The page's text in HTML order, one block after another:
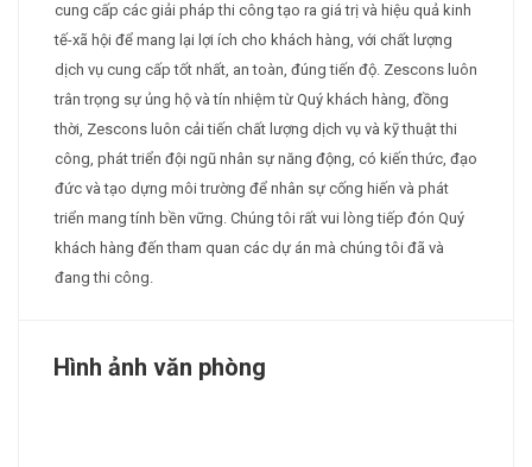
cung cấp các giải pháp thi công tạo ra giá trị và hiệu quả kinh
tế-xã hội để mang lại lợi ích cho khách hàng, với chất lượng
dịch vụ cung cấp tốt nhất, an toàn, đúng tiến độ. Zescons luôn
trân trọng sự ủng hộ và tín nhiệm từ Quý khách hàng, đồng
thời, Zescons luôn cải tiến chất lượng dịch vụ và kỹ thuật thi
công, phát triển đội ngũ nhân sự năng động, có kiến thức, đạo
đức và tạo dựng môi trường để nhân sự cống hiến và phát
triển mang tính bền vững. Chúng tôi rất vui lòng tiếp đón Quý
khách hàng đến tham quan các dự án mà chúng tôi đã và
đang thi công.
Hình ảnh văn phòng